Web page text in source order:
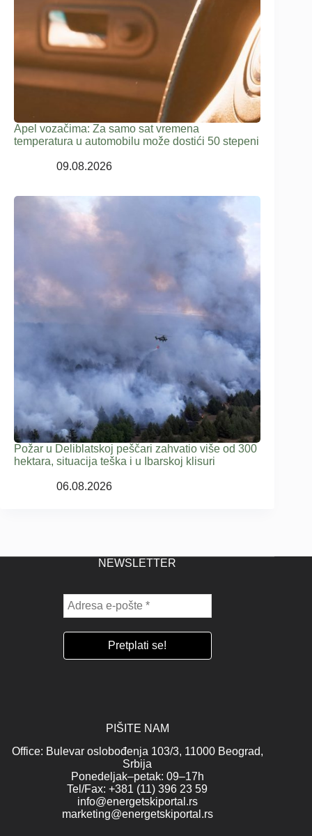
Apel vozačima: Za samo sat vremena
temperatura u automobilu može dostići 50 stepeni
09.08.2026
Požar u Deliblatskoj peščari zahvatio više od 300
hektara, situacija teška i u Ibarskoj klisuri
06.08.2026
NEWSLETTER
PIŠITE NAM
Office: Bulevar oslobođenja 103/3, 11000 Beograd,
Srbija
Ponedeljak–petak: 09–17h
Tel/Fax: +381 (11) 396 23 59
info@energetskiportal.rs
marketing@energetskiportal.rs